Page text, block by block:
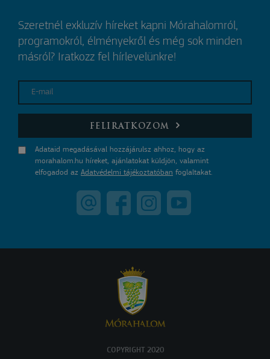
Szeretnél exkluzív híreket kapni Mórahalomról,
programokról, élményekről és még sok minden
másról? Iratkozz fel hírlevelünkre!
E-mail
FELIRATKOZOM
Adataid megadásával hozzájárulsz ahhoz, hogy az
morahalom.hu híreket, ajánlatokat küldjön, valamint
elfogadod az Adatvédelmi tájékoztatóban foglaltakat.
COPYRIGHT 2020